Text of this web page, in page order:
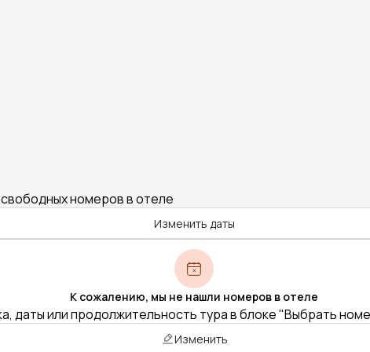
номеров в отеле
Изменить даты
К сожалению, мы не нашли номеров в отеле
даты или продолжительность тура в блоке "Выбрать
Изменить